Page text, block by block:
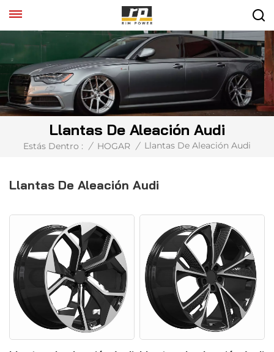
Llantas De Aleación Audi
Estás Dentro : / HOGAR / Llantas De Aleación Audi
Llantas De Aleación Audi